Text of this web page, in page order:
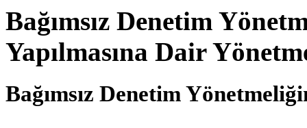
Bağımsız Denetim
Yapılmasına Dair
Bağımsız Denetim